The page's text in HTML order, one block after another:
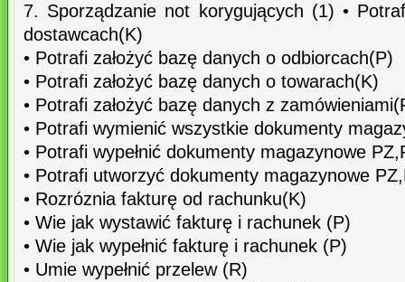
7. Sporządzanie not korygujących (1) •
dostawcach(K)
• Potrafi założyć bazę danych o odbiorcach(P)
• Potrafi założyć bazę danych o towarach(K)
• Potrafi założyć bazę danych z
• Potrafi wymienić wszystkie dokumenty
• Potrafi wypełnić dokumenty magazynowe
• Potrafi utworzyć dokumenty magazynowe
• Rozróznia fakturę od rachunku(K)
• Wie jak wystawić fakturę i rachunek (P)
• Wie jak wypełnić fakturę i rachunek (P)
• Umie wypełnić przelew (R)